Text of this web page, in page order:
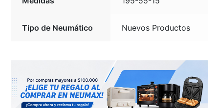
Tipo de Neumático Nuevos Productos